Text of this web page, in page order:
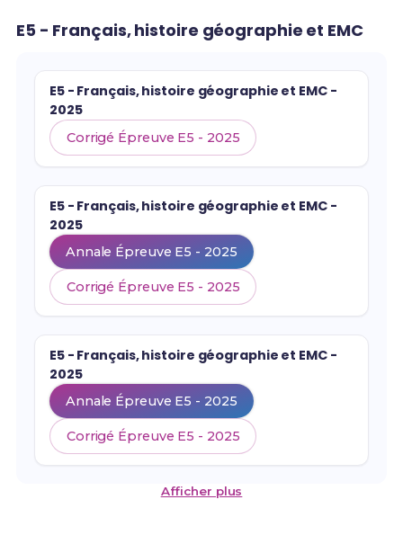
E5 - Français, histoire géographie et EMC
E5 - Français, histoire géographie et EMC -
2025
Corrigé Épreuve E5 - 2025
E5 - Français, histoire géographie et EMC -
2025
Annale Épreuve E5 - 2025
Corrigé Épreuve E5 - 2025
E5 - Français, histoire géographie et EMC -
2025
Annale Épreuve E5 - 2025
Corrigé Épreuve E5 - 2025
Afficher plus